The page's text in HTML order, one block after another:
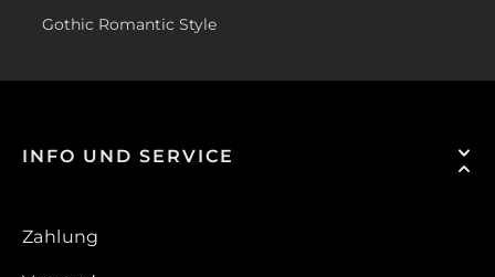
Gothic Romantic Style
INFO UND SERVICE
Zahlung